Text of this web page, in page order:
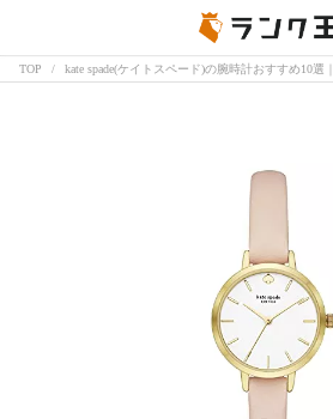
TOP kate spade(ケイトスペード)の腕時計おすすめ10